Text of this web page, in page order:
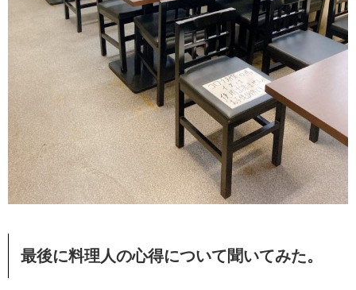
最後に料理人の心得について聞いてみた。